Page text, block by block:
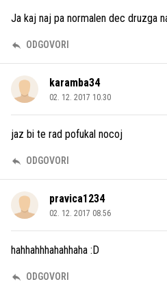
Ja kaj naj pa normalen dec druzga
ODGOVORI
karamba34
02. 12. 2017 10.30
jaz bi te rad pofukal nocoj
ODGOVORI
pravica1234
02. 12. 2017 08.56
hahhahhhahahhaha :D
ODGOVORI